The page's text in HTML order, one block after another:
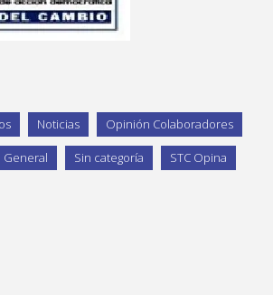
Noticias Opinión Colaboradores
General Sin categoría STC Opina